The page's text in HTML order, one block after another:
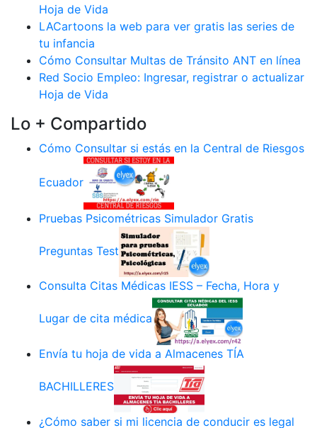
Hoja de Vida
LACartoons la web para ver gratis las series de
tu infancia
Cómo Consultar Multas de Tránsito ANT en línea
Red Socio Empleo: Ingresar, registrar o actualizar
Hoja de Vida
Lo + Compartido
Cómo Consultar si estás en la Central de Riesgos
Ecuador
Pruebas Psicométricas Simulador Gratis
Preguntas Test
Consulta Citas Médicas IESS – Fecha, Hora y
Lugar de cita médica
Envía tu hoja de vida a Almacenes TÍA
BACHILLERES
¿Cómo saber si mi licencia de conducir es legal